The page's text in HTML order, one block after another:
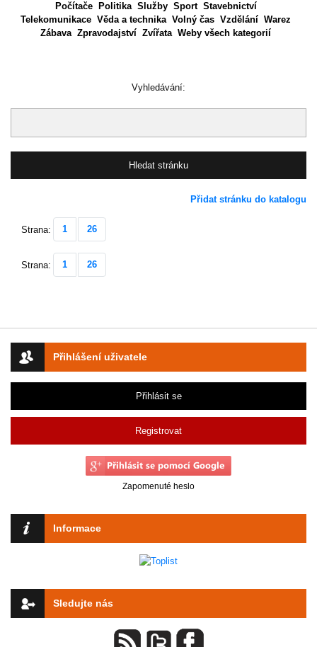
Přihlášení uživatele
Přihlásit se
Registrovat
Zapomenuté heslo
Informace
Sledujte nás
Počítače
Politika Služby Sport Stavebnictví
Telekomunikace Věda a technika Volný čas Vzdělání Warez
Zábava Zpravodajství Zvířata Weby všech kategorií
Vyhledávání:
Přidat stránku do katalogu
Strana: 1 26
Strana: 1 26